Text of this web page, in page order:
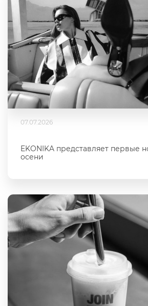
07.07.2026
EKONIKA представляет первые
осени